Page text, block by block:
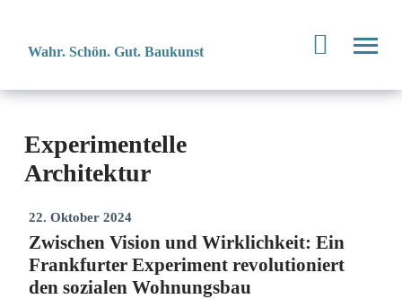
Wahr. Schön. Gut. Baukunst
Experimentelle
Architektur
22. Oktober 2024
Zwischen Vision und Wirklichkeit: Ein
Frankfurter Experiment revolutioniert
den sozialen Wohnungsbau